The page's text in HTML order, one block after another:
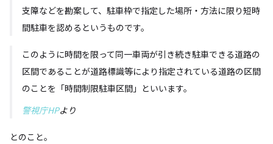
支障などを勘案して、駐車枠で指定した場所・方法に限り短時
間駐車を認めるというものです。
このように時間を限って同一車両が引き続き駐車できる道路の
区間であることが道路標識等により指定されている道路の区間
のことを「時間制限駐車区間」といいます。
警視庁HPより
とのこと。